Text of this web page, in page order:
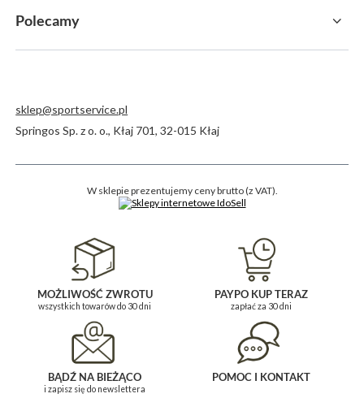
Polecamy
sklep@sportservice.pl
Springos Sp. z o. o., Kłaj 701,32-015 Kłaj
W sklepie prezentujemy ceny brutto (z VAT).
MOŻLIWOŚĆ ZWROTU
wszystkich towarów do 30 dni
PAYPO KUP TERAZ
zapłać za 30 dni
BĄDŹ NA BIEŻĄCO
i zapisz się do newslettera
POMOC I KONTAKT